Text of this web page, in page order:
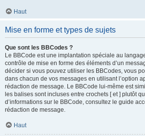
Haut
Mise en forme et types de sujets
Que sont les BBCodes ?
Le BBCode est une implantation spéciale au
contrôle de mise en forme des éléments d’un
décider si vous pouvez utiliser les BBCodes, vous
dans chacun de vos messages en utilisant l’option
rédaction de message. Le BBCode lui-même est
les balises sont incluses entre crochets [ et ] plutôt
d’informations sur le BBCode, consultez le guide
rédaction de message.
Haut